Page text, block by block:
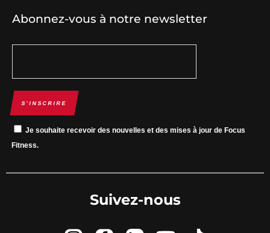
Abonnez-vous à notre newsletter
S’INSCRIRE
Je souhaite recevoir des nouvelles et des mises à jour de Focus
Fitness.
Suivez-nous